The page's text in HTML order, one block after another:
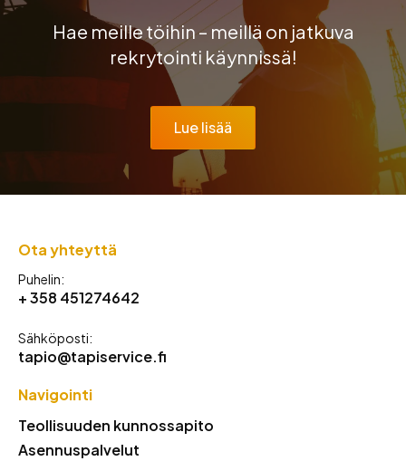
Hae meille töihin – meillä on jatkuva
rekrytointi käynnissä!
Lue lisää
Ota yhteyttä
Puhelin:
+ 358 451274642
Sähköposti:
tapio@tapiservice.fi
Navigointi
Teollisuuden kunnossapito
Asennuspalvelut